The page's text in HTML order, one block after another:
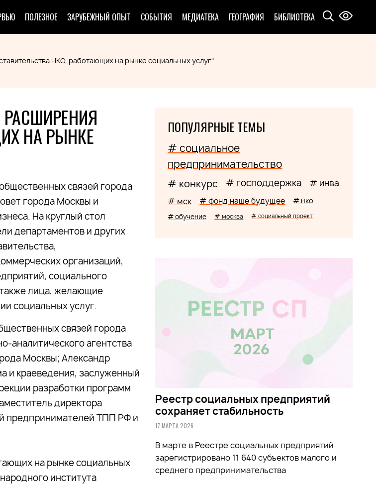
ПОЛЕЗНОЕ ЗАРУБЕЖНЫЙ ОПЫТ СОБЫТИЯ МЕДИАТЕКА ГЕОГРАФИЯ БИБЛИОТЕКА
НКО, работающих на рынке социальных услуг"
НА РЫНКЕ
связей города
города Москвы и
На круглый стол
департаментов и других
организаций,
социального
лица, желающие
социальных услуг.
связей города
агентства
Москвы; Александр
и краеведения, заслуженный
разработки программ
директора
предпринимателей ТПП РФ и
на рынке социальных
института
ПОПУЛЯРНЫЕ ТЕМЫ
# социальное
предпринимательство
# конкурс # господдержка # инва
# мск # фонд наше будущее # нко
# обучение # москва # социальный проект
Реестр социальных предприятий
сохраняет стабильность
17 МАРТА 2026
В марте в Реестре социальных предприятий
зарегистрировано 11 640 субъектов малого и
среднего предпринимательства